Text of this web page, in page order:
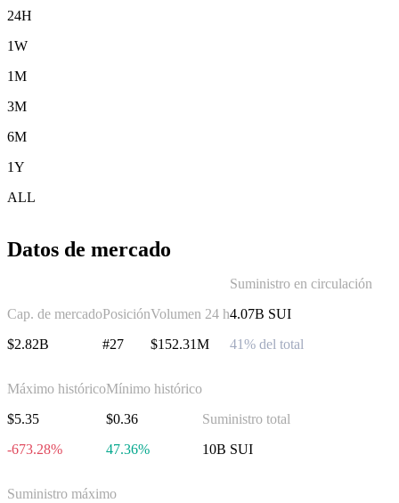
24H
1W
1M
3M
6M
1Y
ALL
Datos de mercado
Cap. de mercado
$2.82B
Posición
#27
Volumen 24 h
$152.31M
Suministro en circulación
4.07B SUI
41% del total
Máximo histórico
$5.35
-673.28%
Mínimo histórico
$0.36
47.36%
Suministro total
10B SUI
Suministro máximo